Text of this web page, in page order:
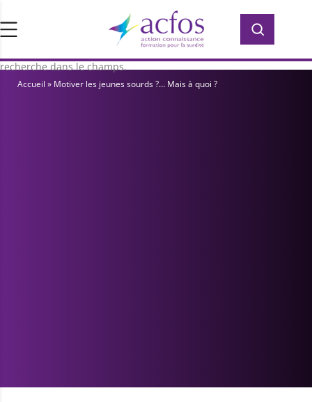
Rechercher :
d’ACFOS, qui contient plus de 400 PDF en
accès libre pour vous former ou vous
informer sur la surdité. Saisissez votre
recherche dans le champs.
Rechercher :
Accueil » Motiver les jeunes sourds ?… Mais à quoi ?